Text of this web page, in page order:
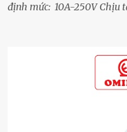
định mức: 10A-250V Chịu
9001:2015 , TCVN 1834-
TCVN 6188-1: 2007 Đặc
nối từ một ổ cắm tạo
và có bố trí lò xo tăng lực